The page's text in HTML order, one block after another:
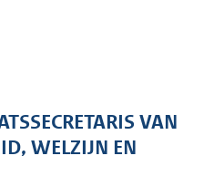
VAN
WELZIJN EN